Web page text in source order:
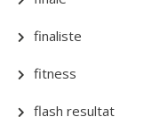
finaliste
fitness
flash resultat